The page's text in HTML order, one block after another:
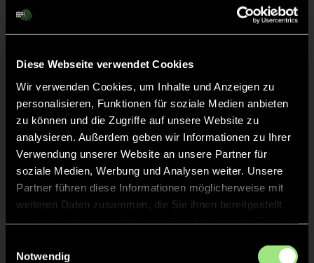
Diese Webseite verwendet Cookies
Wir verwenden Cookies, um Inhalte und Anzeigen zu
personalisieren, Funktionen für soziale Medien anbieten
zu können und die Zugriffe auf unsere Website zu
analysieren. Außerdem geben wir Informationen zu Ihrer
Verwendung unserer Website an unsere Partner für
soziale Medien, Werbung und Analysen weiter. Unsere
Partner führen diese Informationen möglicherweise mit
weiteren Daten zusammen, die Sie ihnen bereitgestellt
Notwendig
Samira M.
TW
Staff
Manuel WALTENBERG